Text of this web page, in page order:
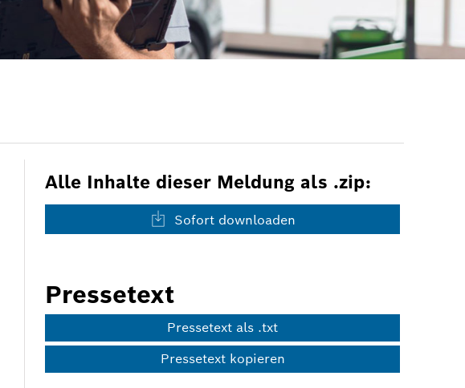
Alle Inhalte dieser Meldung als .zip:
Sofort downloaden
Pressetext
Pressetext als .txt
Pressetext kopieren